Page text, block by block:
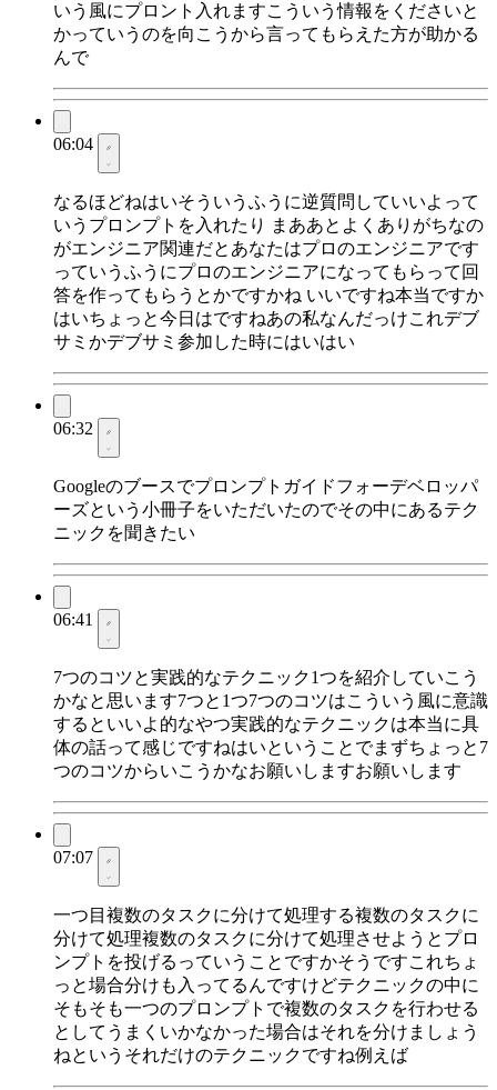
いう風にプロント入れますこういう情報をくださいと
かっていうのを向こうから言ってもらえた方が助かる
んで
06:04
なるほどねはいそういうふうに逆質問していいよって
いうプロンプトを入れたり まああとよくありがちなの
がエンジニア関連だとあなたはプロのエンジニアです
っていうふうにプロのエンジニアになってもらって回
答を作ってもらうとかですかね いいですね本当ですか
はいちょっと今日はですねあの私なんだっけこれデブ
サミかデブサミ参加した時にはいはい
06:32
Googleのブースでプロンプトガイドフォーデベロッパ
ーズという小冊子をいただいたのでその中にあるテク
ニックを聞きたい
06:41
7つのコツと実践的なテクニック1つを紹介していこう
かなと思います7つと1つ7つのコツはこういう風に意識
するといいよ的なやつ実践的なテクニックは本当に具
体の話って感じですねはいということでまずちょっと7
つのコツからいこうかなお願いしますお願いします
07:07
一つ目複数のタスクに分けて処理する複数のタスクに
分けて処理複数のタスクに分けて処理させようとプロ
ンプトを投げるっていうことですかそうですこれちょ
っと場合分けも入ってるんですけどテクニックの中に
そもそも一つのプロンプトで複数のタスクを行わせる
としてうまくいかなかった場合はそれを分けましょう
ねというそれだけのテクニックですね例えば